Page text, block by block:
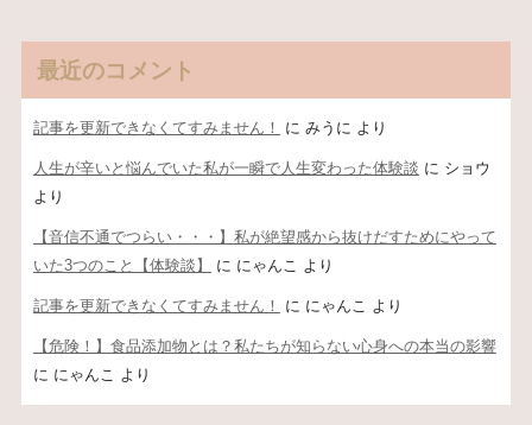
最近のコメント
記事を更新できなくてすみません！ に みうに より
人生が辛いと悩んでいた私が一瞬で人生変わった体験談 に ショウ
より
【音信不通でつらい・・・】私が絶望感から抜けだすためにやって
いた3つのこと【体験談】
に にゃんこ より
記事を更新できなくてすみません！ に にゃんこ より
【危険！】食品添加物とは？私たちが知らない心身への本当の影響
に にゃんこ より